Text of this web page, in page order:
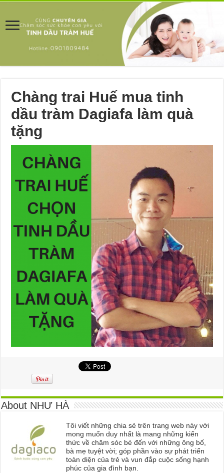
Chàng trai Huế mua tinh
dầu tràm Dagiafa làm quà
tặng
About NHƯ HÀ
Tôi viết những chia sẻ trên trang web này với
mong muốn duy nhất là mang những kiến
thức về chăm sóc bé đến với những ông bố,
bà mẹ tuyệt vời; góp phần vào sự phát triển
toàn diện của trẻ và vun đắp cuộc sống hạnh
phúc của gia đình bạn.